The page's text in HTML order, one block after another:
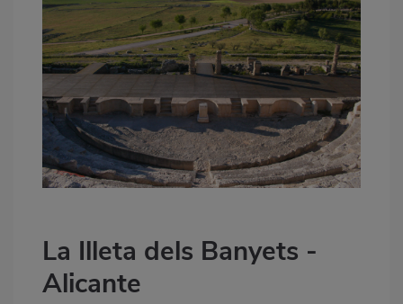
La Illeta dels Banyets -
Alicante